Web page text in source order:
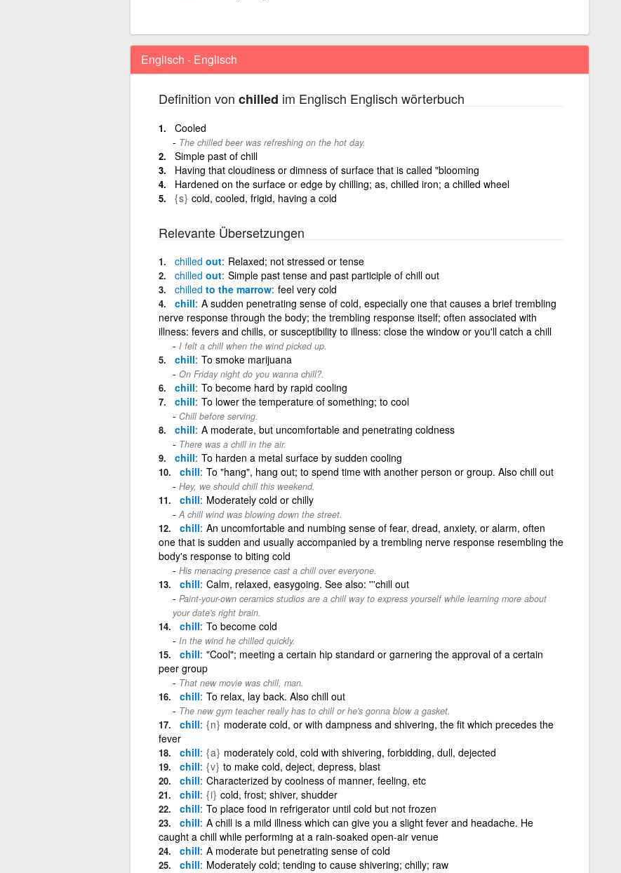
Englisch - Englisch
Definition von chilled im Englisch Englisch wörterbuch
Cooled
The chilled beer was refreshing on the hot day.
Simple past of chill
Having that cloudiness or dimness of surface that is called "blooming
Hardened on the surface or edge by chilling; as, chilled iron; a chilled wheel
{s} cold, cooled, frigid, having a cold
Relevante Übersetzungen
chilled out Relaxed; not stressed or tense
chilled out Simple past tense and past participle of chill out
chilled to the marrow feel very cold
chill A sudden penetrating sense of cold, especially one that causes a brief trembling
nerve response through the body; the trembling response itself; often associated with
illness: fevers and chills, or susceptibility to illness: close the window or you'll catch a chill
I felt a chill when the wind picked up.
chill To smoke marijuana
On Friday night do you wanna chill?.
chill To become hard by rapid cooling
chill To lower the temperature of something; to cool
Chill before serving.
chill A moderate, but uncomfortable and penetrating coldness
There was a chill in the air.
chill To harden a metal surface by sudden cooling
chill To "hang", hang out; to spend time with another person or group. Also chill out
Hey, we should chill this weekend.
chill Moderately cold or chilly
A chill wind was blowing down the street.
chill An uncomfortable and numbing sense of fear, dread, anxiety, or alarm, often
one that is sudden and usually accompanied by a trembling nerve response resembling the
body's response to biting cold
His menacing presence cast a chill over everyone.
chill Calm, relaxed, easygoing. See also: '''chill out
Paint-your-own ceramics studios are a chill way to express yourself while learning more about
your date's right brain.
chill To become cold
In the wind he chilled quickly.
chill "Cool"; meeting a certain hip standard or garnering the approval of a certain
peer group
That new movie was chill, man.
chill To relax, lay back. Also chill out
The new gym teacher really has to chill or he's gonna blow a gasket.
chill {n} moderate cold, or with dampness and shivering, the fit which precedes the
fever
chill {a} moderately cold, cold with shivering, forbidding, dull, dejected
chill {v} to make cold, deject, depress, blast
chill Characterized by coolness of manner, feeling, etc
chill {i} cold, frost; shiver, shudder
chill To place food in refrigerator until cold but not frozen
chill A chill is a mild illness which can give you a slight fever and headache. He
caught a chill while performing at a rain-soaked open-air venue
chill A moderate but penetrating sense of cold
chill Moderately cold; tending to cause shivering; chilly; raw